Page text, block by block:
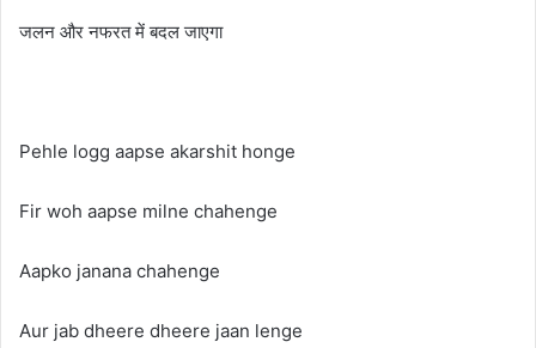
जलन और नफरत में बदल जाएगा
Pehle logg aapse akarshit honge
Fir woh aapse milne chahenge
Aapko janana chahenge
Aur jab dheere dheere jaan lenge